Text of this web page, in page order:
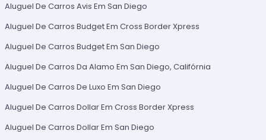
Aluguel De Carros Avis Em San Diego
Aluguel De Carros Budget Em Cross Border Xpress
Aluguel De Carros Budget Em San Diego
Aluguel De Carros Da Alamo Em San Diego, Califórnia
Aluguel De Carros De Luxo Em San Diego
Aluguel De Carros Dollar Em Cross Border Xpress
Aluguel De Carros Dollar Em San Diego